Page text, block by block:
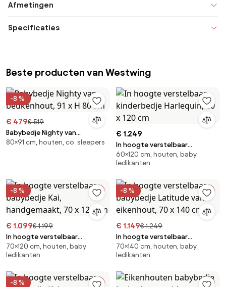
Afmetingen
Specificaties
Beste producten van Westwing
-8 %
€ 479€ 519
Babybedje Nighty van
beukenhout, 91 x H 80 cm
80×91 cm, houten, co sleepers
€ 1.249
In hoogte verstelbaar
kinderbedje Harlequin, 60 x 120
cm
60×120 cm, houten, baby
ledikanten
-8 %
€ 1.099€ 1.199
In hoogte verstelbaar
babybedje Kai, handgemaakt,
70 x 120 cm
70×120 cm, houten, baby
ledikanten
-8 %
€ 1.149€ 1.249
In hoogte verstelbaar
babybedje Latitude van
eikenhout, 70 x 140 cm
70×140 cm, houten, baby
ledikanten
-8 %